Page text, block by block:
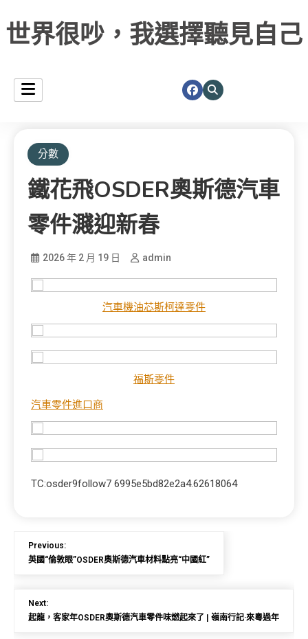
世界很吵，我選擇聽見自己
分數
鐵花飛OSDER奧斯德汽車
零件濺迎新春
2026 年 2 月 19 日 admin
汽車機油芯斯柯達零件
福斯零件
汽車零件進口商
TC:osder9follow7 6995e5bd82e2a4.62618064
Previous:
英國“倫敦眼”OSDER奧斯德汽車材料點亮“中國紅”
Next:
起龍，客家年OSDER奧斯德汽車零件味燃起來了 | 嶺南行記·來粵過年